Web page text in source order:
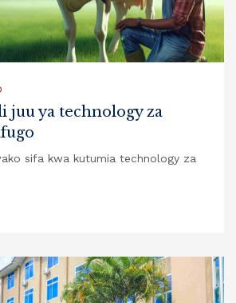
juu ya technology za
sifa kwa kutumia technology za